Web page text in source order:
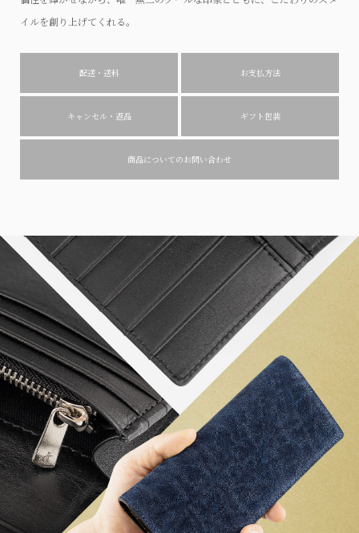
イルを創り上げてくれる。
配送・送料 お支払方法
キャンセル・返品 ギフト包装
商品についてのお問い合わせ